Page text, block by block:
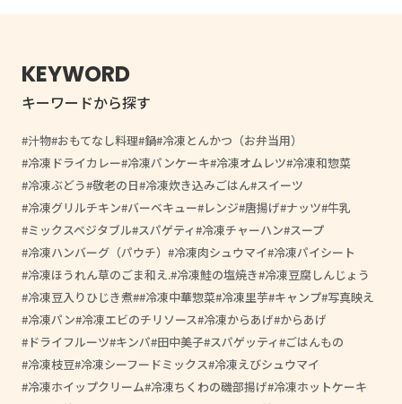
KEYWORD
キーワードから探す
汁物 おもてなし料理 鍋 冷凍とんかつ（お弁当用）
冷凍ドライカレー 冷凍パンケーキ 冷凍オムレツ 冷凍和惣菜
冷凍ぶどう 敬老の日 冷凍炊き込みごはん スイーツ
冷凍グリルチキン バーベキュー レンジ 唐揚げ ナッツ 牛乳
ミックスベジタブル スパゲティ 冷凍チャーハン スープ
冷凍ハンバーグ（パウチ）
冷凍肉シュウマイ 冷凍パイシート
冷凍ほうれん草のごま和え. 冷凍鮭の塩焼き 冷凍豆腐しんじょう
冷凍豆入りひじき煮 #冷凍中華惣菜 冷凍里芋 キャンプ 写真映え
冷凍パン 冷凍エビのチリソース 冷凍からあげ からあげ
ドライフルーツ キンパ 田中美子 スパゲッティ
ごはんもの
冷凍枝豆 冷凍シーフードミックス 冷凍えびシュウマイ
冷凍ホイップクリーム 冷凍ちくわの磯部揚げ 冷凍ホットケーキ